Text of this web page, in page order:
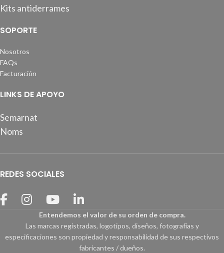
Kits antiderrames
SOPORTE
Nosotros
FAQs
Facturación
LINKS DE APOYO
Semarnat
Noms
REDES SOCIALES
Entendemos el valor de su orden de compra.
Las marcas registradas, logotipos, diseños, fotografías y
especificaciones son propiedad y responsabilidad de sus respectivos
fabricantes / dueños.